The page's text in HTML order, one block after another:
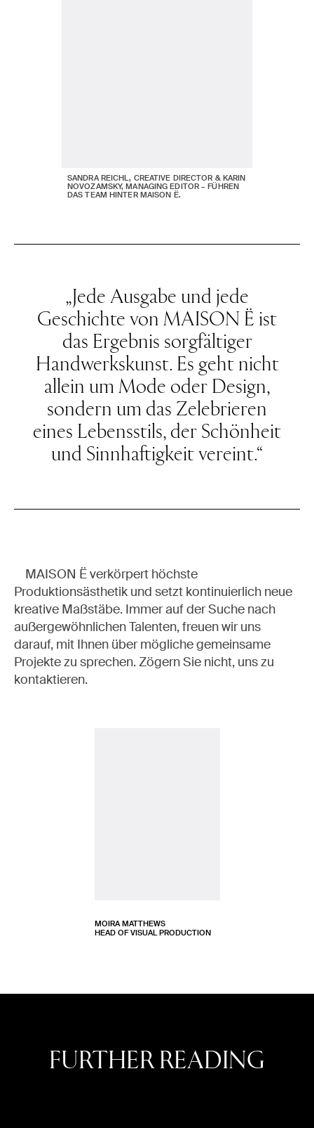
„Jede Ausgabe und jede
Geschichte von MAISON Ë ist
das Ergebnis sorgfältiger
Handwerkskunst. Es geht nicht
allein um Mode oder Design,
sondern um das Zelebrieren
eines Lebensstils, der Schönheit
und Sinnhaftigkeit vereint.“
SANDRA REICHL, CREATIVE DIRECTOR & KARIN
NOVOZAMSKY, MANAGING EDITOR – FÜHREN
DAS TEAM HINTER MAISON Ë.
MAISON Ë verkörpert höchste
Produktionsästhetik und setzt kontinuierlich neue
kreative Maßstäbe. Immer auf der Suche nach
außergewöhnlichen Talenten, freuen wir uns
darauf, mit Ihnen über mögliche gemeinsame
Projekte zu sprechen. Zögern Sie nicht, uns zu
kontaktieren.
MOIRA MATTHEWS
HEAD OF VISUAL PRODUCTION
FURTHER READING